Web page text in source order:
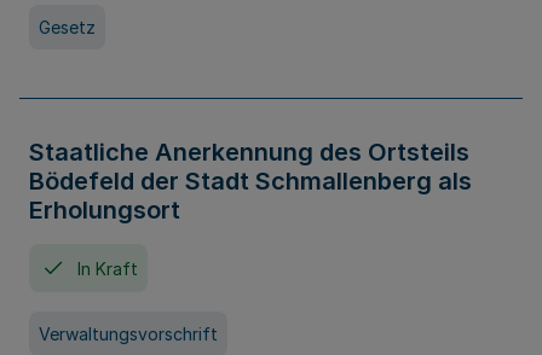
Gesetz
Staatliche Anerkennung des Ortsteils
Bödefeld der Stadt Schmallenberg als
Erholungsort
In Kraft
Verwaltungsvorschrift